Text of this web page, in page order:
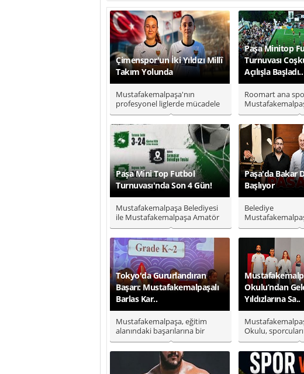
Çimenspor'un İki Yıldızı Millî
Takım Yolunda
Mustafakemalpaşa'nın
profesyonel liglerde mücadele
eden kadın futbol takımı
Çimenspor..
Paşa Minitop
Turnuvası
Açılışla Başladı..
Roomart ana
ile
S..
Paşa Mini Top Futbol
Turnuvası'nda Son 4 Gün!
Mustafakemalpaşa Belediyesi
ile Mustafakemalpaşa Amatör
Spor Kulüpleri Birliği iş bir..
Paşa'da Bakar
Başlıyor
Belediye
2026-2027
yönetim ve
Tokyo'da Gururlandıran
Başarı: Mustafakemalpaşalı
Barlas Kar..
Mustafakemalpaşa, eğitim
alanındaki başarılarına bir
yenisini daha ekledi. Yunus
Emre..
Okulu’ndan
Yıldızlarına Sa..
Okulu,
yönelik